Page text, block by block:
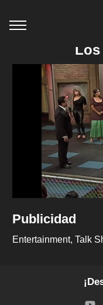
Publicidad
Entertainment Talk